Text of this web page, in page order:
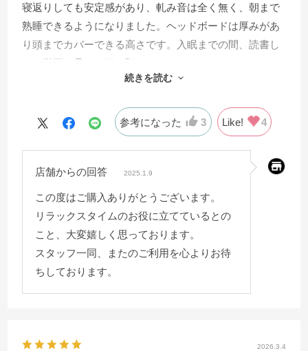
寝返りしても安定感があり、軋み音は全く無く、朝まで
熟睡できるようになりました。ヘッドボードは厚みがあ
り頭までカバーできる高さです。入眠までの間、読書し
たり動画を見たり頭を預けてリラックスできます。ベッ
ド下スペースは床からフレームまで10cmほどあり、ちょ
業者様には開梱〜撤収まで20分程で組立てして頂きすぐ
に使用する事ができました。
続きを読む
参考になった 3 Like! 4
店舗からの回答 2025.1.9
この度はご購入ありがとうございます。
リラックスタイムのお役に立てているとの
こと、大変嬉しく思っております。
スタッフ一同、またのご利用を心よりお待
ちしております。
2026.3.4